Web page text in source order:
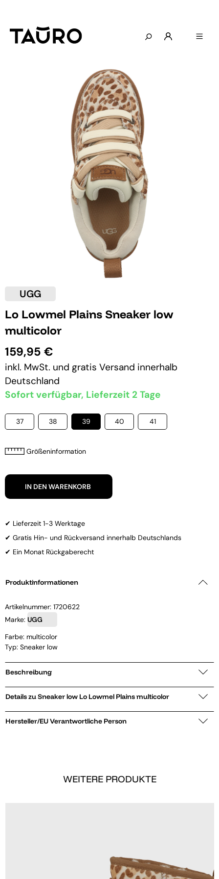
UGG
Lo Lowmel Plains Sneaker low
multicolor
159,95 €
inkl. MwSt. und gratis Versand innerhalb
Deutschland
Sofort verfügbar, Lieferzeit 2 Tage
37 38 39 40 41
Größeninformation
IN DEN WARENKORB
✔ Lieferzeit 1-3 Werktage
✔ Gratis Hin- und Rückversand innerhalb Deutschlands
✔ Ein Monat Rückgaberecht
Produktinformationen
Artikelnummer: 1720622
Marke: UGG
Farbe: multicolor
Typ: Sneaker low
Beschreibung
Details zu Sneaker low Lo Lowmel Plains multicolor
Hersteller/EU Verantwortliche Person
WEITERE PRODUKTE